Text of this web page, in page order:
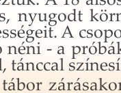
nyu­godt
A
néni - a
tánc­cal